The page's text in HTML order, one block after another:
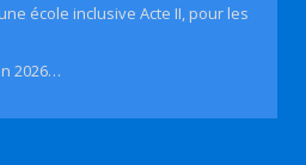
école inclusive Acte II, pour les
2026…